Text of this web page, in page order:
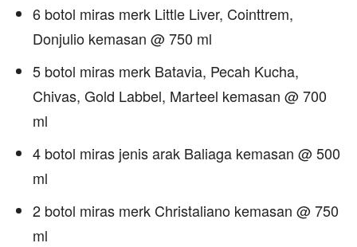
6 botol miras merk Little Liver, Cointtrem,
Donjulio kemasan @ 750 ml
5 botol miras merk Batavia, Pecah Kucha,
Chivas, Gold Labbel, Marteel kemasan @ 700
ml
4 botol miras jenis arak Baliaga kemasan @ 500
ml
2 botol miras merk Christaliano kemasan @ 750
ml